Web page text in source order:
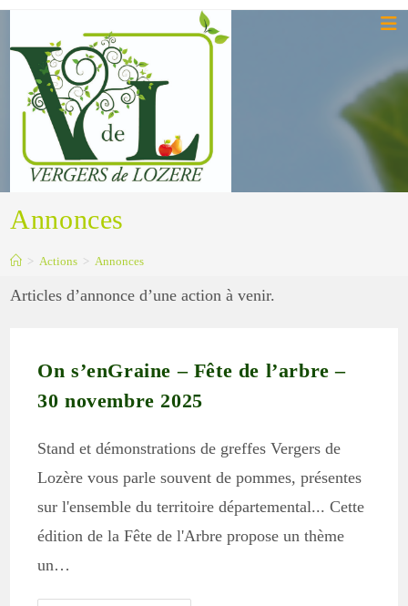
Skip
content
Annonces
> Actions > Annonces
Articles d’annonce d’une action à venir.
On s’enGraine – Fête de l’arbre –
30 novembre 2025
Stand et démonstrations de greffes Vergers de
Lozère vous parle souvent de pommes, présentes
sur l'ensemble du territoire départemental... Cette
édition de la Fête de l'Arbre propose un thème
un…